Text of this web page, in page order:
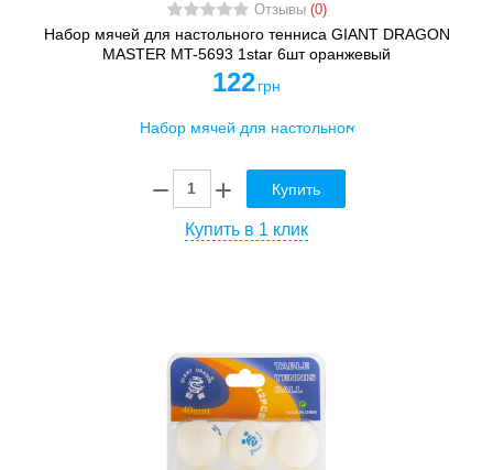
Отзывы (0)
Набор мячей для настольного тенниса GIANT DRAGON
MASTER MT-5693 1star 6шт оранжевый
122 грн
Купить
Купить в 1 клик